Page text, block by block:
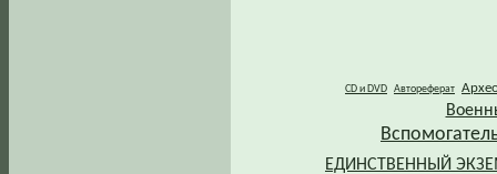
CD и DVD Автореферат
ЕДИНСТВЕННЫЙ